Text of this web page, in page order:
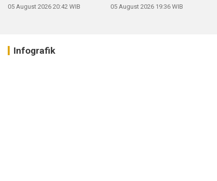
05 August 2026 20:42 WIB 05 August 2026 19:36 WIB
Infografik